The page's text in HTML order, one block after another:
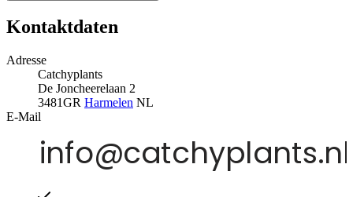
Kontaktdaten
Adresse
Catchyplants
De Joncheerelaan 2
3481GR Harmelen NL
E-Mail